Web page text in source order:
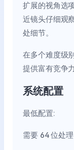
扩展的视角选
近镜头仔细观
处细节。
在多个难度级
提供富有竞争
系统配置
最低配置:
需要 64 位处